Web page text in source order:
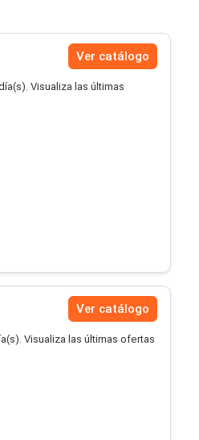
Ver catálogo
Visualiza las últimas
Ver catálogo
Visualiza las últimas ofertas